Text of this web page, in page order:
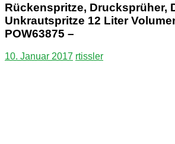
Rückenspritze, Drucksprüher,
Unkrautspritze 12 Liter
POW63875 –
10. Januar 2017 rtissler